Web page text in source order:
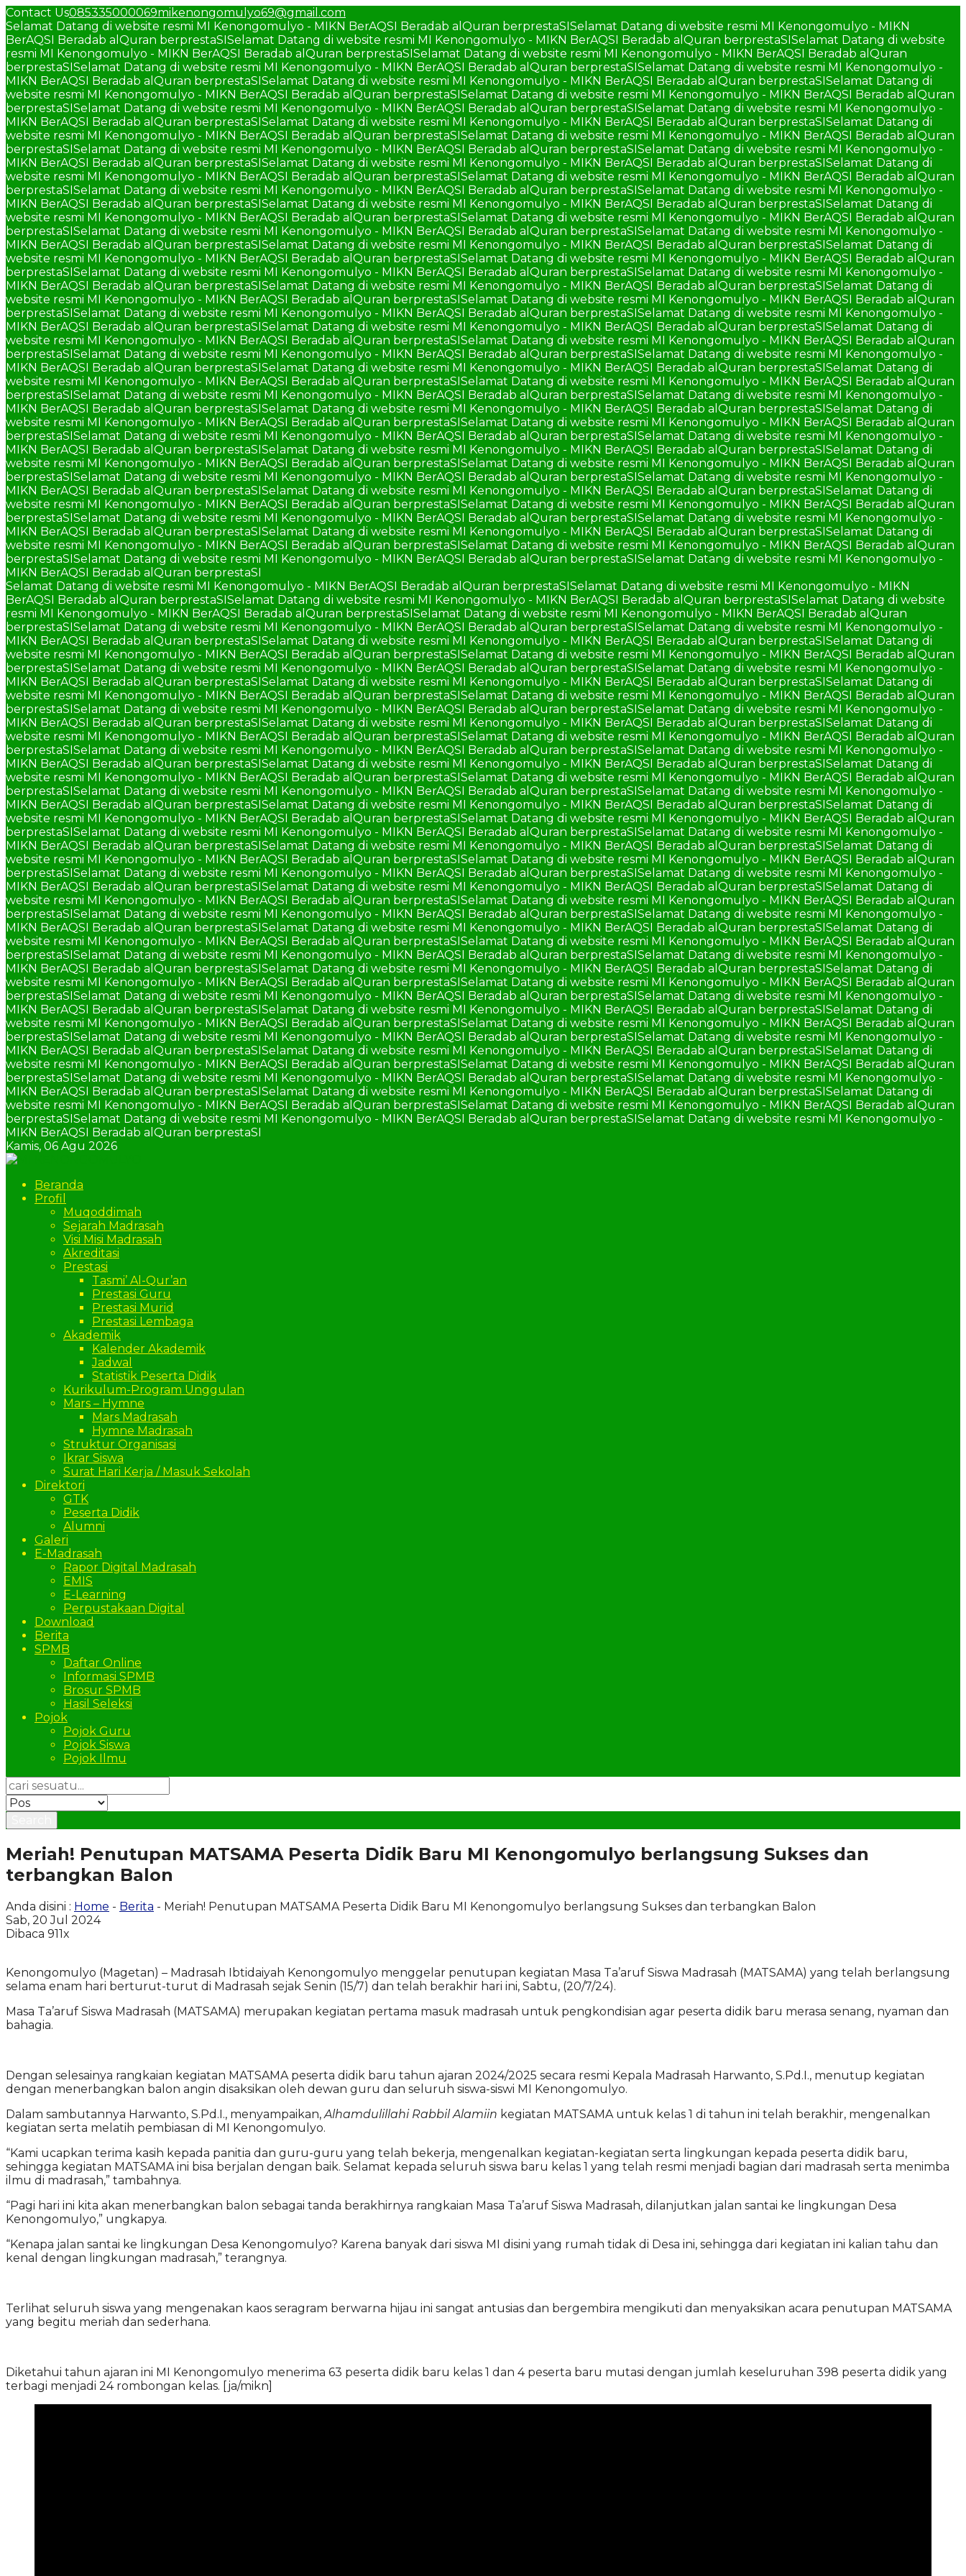
Contact Us085335000069mikenongomulyo69@gmail.com
Selamat Datang di website resmi MI Kenongomulyo - MIKN BerAQSI Beradab alQuran berprestaSISelamat Datang di website resmi MI Kenongomulyo - MIKN
BerAQSI Beradab alQuran berprestaSISelamat Datang di website resmi MI Kenongomulyo - MIKN BerAQSI Beradab alQuran berprestaSISelamat Datang di website
resmi MI Kenongomulyo - MIKN BerAQSI Beradab alQuran berprestaSISelamat Datang di website resmi MI Kenongomulyo - MIKN BerAQSI Beradab alQuran
berprestaSISelamat Datang di website resmi MI Kenongomulyo - MIKN BerAQSI Beradab alQuran berprestaSISelamat Datang di website resmi MI Kenongomulyo -
MIKN BerAQSI Beradab alQuran berprestaSISelamat Datang di website resmi MI Kenongomulyo - MIKN BerAQSI Beradab alQuran berprestaSISelamat Datang di
website resmi MI Kenongomulyo - MIKN BerAQSI Beradab alQuran berprestaSISelamat Datang di website resmi MI Kenongomulyo - MIKN BerAQSI Beradab alQuran
berprestaSISelamat Datang di website resmi MI Kenongomulyo - MIKN BerAQSI Beradab alQuran berprestaSISelamat Datang di website resmi MI Kenongomulyo -
MIKN BerAQSI Beradab alQuran berprestaSISelamat Datang di website resmi MI Kenongomulyo - MIKN BerAQSI Beradab alQuran berprestaSISelamat Datang di
website resmi MI Kenongomulyo - MIKN BerAQSI Beradab alQuran berprestaSISelamat Datang di website resmi MI Kenongomulyo - MIKN BerAQSI Beradab alQuran
berprestaSISelamat Datang di website resmi MI Kenongomulyo - MIKN BerAQSI Beradab alQuran berprestaSISelamat Datang di website resmi MI Kenongomulyo -
MIKN BerAQSI Beradab alQuran berprestaSISelamat Datang di website resmi MI Kenongomulyo - MIKN BerAQSI Beradab alQuran berprestaSISelamat Datang di
website resmi MI Kenongomulyo - MIKN BerAQSI Beradab alQuran berprestaSISelamat Datang di website resmi MI Kenongomulyo - MIKN BerAQSI Beradab alQuran
berprestaSISelamat Datang di website resmi MI Kenongomulyo - MIKN BerAQSI Beradab alQuran berprestaSISelamat Datang di website resmi MI Kenongomulyo -
MIKN BerAQSI Beradab alQuran berprestaSISelamat Datang di website resmi MI Kenongomulyo - MIKN BerAQSI Beradab alQuran berprestaSISelamat Datang di
website resmi MI Kenongomulyo - MIKN BerAQSI Beradab alQuran berprestaSISelamat Datang di website resmi MI Kenongomulyo - MIKN BerAQSI Beradab alQuran
berprestaSISelamat Datang di website resmi MI Kenongomulyo - MIKN BerAQSI Beradab alQuran berprestaSISelamat Datang di website resmi MI Kenongomulyo -
MIKN BerAQSI Beradab alQuran berprestaSISelamat Datang di website resmi MI Kenongomulyo - MIKN BerAQSI Beradab alQuran berprestaSISelamat Datang di
website resmi MI Kenongomulyo - MIKN BerAQSI Beradab alQuran berprestaSISelamat Datang di website resmi MI Kenongomulyo - MIKN BerAQSI Beradab alQuran
berprestaSISelamat Datang di website resmi MI Kenongomulyo - MIKN BerAQSI Beradab alQuran berprestaSISelamat Datang di website resmi MI Kenongomulyo -
MIKN BerAQSI Beradab alQuran berprestaSISelamat Datang di website resmi MI Kenongomulyo - MIKN BerAQSI Beradab alQuran berprestaSISelamat Datang di
website resmi MI Kenongomulyo - MIKN BerAQSI Beradab alQuran berprestaSISelamat Datang di website resmi MI Kenongomulyo - MIKN BerAQSI Beradab alQuran
berprestaSISelamat Datang di website resmi MI Kenongomulyo - MIKN BerAQSI Beradab alQuran berprestaSISelamat Datang di website resmi MI Kenongomulyo -
MIKN BerAQSI Beradab alQuran berprestaSISelamat Datang di website resmi MI Kenongomulyo - MIKN BerAQSI Beradab alQuran berprestaSISelamat Datang di
website resmi MI Kenongomulyo - MIKN BerAQSI Beradab alQuran berprestaSISelamat Datang di website resmi MI Kenongomulyo - MIKN BerAQSI Beradab alQuran
berprestaSISelamat Datang di website resmi MI Kenongomulyo - MIKN BerAQSI Beradab alQuran berprestaSISelamat Datang di website resmi MI Kenongomulyo -
MIKN BerAQSI Beradab alQuran berprestaSISelamat Datang di website resmi MI Kenongomulyo - MIKN BerAQSI Beradab alQuran berprestaSISelamat Datang di
website resmi MI Kenongomulyo - MIKN BerAQSI Beradab alQuran berprestaSISelamat Datang di website resmi MI Kenongomulyo - MIKN BerAQSI Beradab alQuran
berprestaSISelamat Datang di website resmi MI Kenongomulyo - MIKN BerAQSI Beradab alQuran berprestaSISelamat Datang di website resmi MI Kenongomulyo -
MIKN BerAQSI Beradab alQuran berprestaSISelamat Datang di website resmi MI Kenongomulyo - MIKN BerAQSI Beradab alQuran berprestaSISelamat Datang di
website resmi MI Kenongomulyo - MIKN BerAQSI Beradab alQuran berprestaSISelamat Datang di website resmi MI Kenongomulyo - MIKN BerAQSI Beradab alQuran
berprestaSISelamat Datang di website resmi MI Kenongomulyo - MIKN BerAQSI Beradab alQuran berprestaSISelamat Datang di website resmi MI Kenongomulyo -
MIKN BerAQSI Beradab alQuran berprestaSISelamat Datang di website resmi MI Kenongomulyo - MIKN BerAQSI Beradab alQuran berprestaSISelamat Datang di
website resmi MI Kenongomulyo - MIKN BerAQSI Beradab alQuran berprestaSISelamat Datang di website resmi MI Kenongomulyo - MIKN BerAQSI Beradab alQuran
berprestaSISelamat Datang di website resmi MI Kenongomulyo - MIKN BerAQSI Beradab alQuran berprestaSISelamat Datang di website resmi MI Kenongomulyo -
MIKN BerAQSI Beradab alQuran berprestaSISelamat Datang di website resmi MI Kenongomulyo - MIKN BerAQSI Beradab alQuran berprestaSISelamat Datang di
website resmi MI Kenongomulyo - MIKN BerAQSI Beradab alQuran berprestaSISelamat Datang di website resmi MI Kenongomulyo - MIKN BerAQSI Beradab alQuran
berprestaSISelamat Datang di website resmi MI Kenongomulyo - MIKN BerAQSI Beradab alQuran berprestaSISelamat Datang di website resmi MI Kenongomulyo -
MIKN BerAQSI Beradab alQuran berprestaSISelamat Datang di website resmi MI Kenongomulyo - MIKN BerAQSI Beradab alQuran berprestaSISelamat Datang di
website resmi MI Kenongomulyo - MIKN BerAQSI Beradab alQuran berprestaSISelamat Datang di website resmi MI Kenongomulyo - MIKN BerAQSI Beradab alQuran
berprestaSISelamat Datang di website resmi MI Kenongomulyo - MIKN BerAQSI Beradab alQuran berprestaSISelamat Datang di website resmi MI Kenongomulyo -
MIKN BerAQSI Beradab alQuran berprestaSI
Selamat Datang di website resmi MI Kenongomulyo - MIKN BerAQSI Beradab alQuran berprestaSISelamat Datang di website resmi MI Kenongomulyo - MIKN
BerAQSI Beradab alQuran berprestaSISelamat Datang di website resmi MI Kenongomulyo - MIKN BerAQSI Beradab alQuran berprestaSISelamat Datang di website
resmi MI Kenongomulyo - MIKN BerAQSI Beradab alQuran berprestaSISelamat Datang di website resmi MI Kenongomulyo - MIKN BerAQSI Beradab alQuran
berprestaSISelamat Datang di website resmi MI Kenongomulyo - MIKN BerAQSI Beradab alQuran berprestaSISelamat Datang di website resmi MI Kenongomulyo -
MIKN BerAQSI Beradab alQuran berprestaSISelamat Datang di website resmi MI Kenongomulyo - MIKN BerAQSI Beradab alQuran berprestaSISelamat Datang di
website resmi MI Kenongomulyo - MIKN BerAQSI Beradab alQuran berprestaSISelamat Datang di website resmi MI Kenongomulyo - MIKN BerAQSI Beradab alQuran
berprestaSISelamat Datang di website resmi MI Kenongomulyo - MIKN BerAQSI Beradab alQuran berprestaSISelamat Datang di website resmi MI Kenongomulyo -
MIKN BerAQSI Beradab alQuran berprestaSISelamat Datang di website resmi MI Kenongomulyo - MIKN BerAQSI Beradab alQuran berprestaSISelamat Datang di
website resmi MI Kenongomulyo - MIKN BerAQSI Beradab alQuran berprestaSISelamat Datang di website resmi MI Kenongomulyo - MIKN BerAQSI Beradab alQuran
berprestaSISelamat Datang di website resmi MI Kenongomulyo - MIKN BerAQSI Beradab alQuran berprestaSISelamat Datang di website resmi MI Kenongomulyo -
MIKN BerAQSI Beradab alQuran berprestaSISelamat Datang di website resmi MI Kenongomulyo - MIKN BerAQSI Beradab alQuran berprestaSISelamat Datang di
website resmi MI Kenongomulyo - MIKN BerAQSI Beradab alQuran berprestaSISelamat Datang di website resmi MI Kenongomulyo - MIKN BerAQSI Beradab alQuran
berprestaSISelamat Datang di website resmi MI Kenongomulyo - MIKN BerAQSI Beradab alQuran berprestaSISelamat Datang di website resmi MI Kenongomulyo -
MIKN BerAQSI Beradab alQuran berprestaSISelamat Datang di website resmi MI Kenongomulyo - MIKN BerAQSI Beradab alQuran berprestaSISelamat Datang di
website resmi MI Kenongomulyo - MIKN BerAQSI Beradab alQuran berprestaSISelamat Datang di website resmi MI Kenongomulyo - MIKN BerAQSI Beradab alQuran
berprestaSISelamat Datang di website resmi MI Kenongomulyo - MIKN BerAQSI Beradab alQuran berprestaSISelamat Datang di website resmi MI Kenongomulyo -
MIKN BerAQSI Beradab alQuran berprestaSISelamat Datang di website resmi MI Kenongomulyo - MIKN BerAQSI Beradab alQuran berprestaSISelamat Datang di
website resmi MI Kenongomulyo - MIKN BerAQSI Beradab alQuran berprestaSISelamat Datang di website resmi MI Kenongomulyo - MIKN BerAQSI Beradab alQuran
berprestaSISelamat Datang di website resmi MI Kenongomulyo - MIKN BerAQSI Beradab alQuran berprestaSISelamat Datang di website resmi MI Kenongomulyo -
MIKN BerAQSI Beradab alQuran berprestaSISelamat Datang di website resmi MI Kenongomulyo - MIKN BerAQSI Beradab alQuran berprestaSISelamat Datang di
website resmi MI Kenongomulyo - MIKN BerAQSI Beradab alQuran berprestaSISelamat Datang di website resmi MI Kenongomulyo - MIKN BerAQSI Beradab alQuran
berprestaSISelamat Datang di website resmi MI Kenongomulyo - MIKN BerAQSI Beradab alQuran berprestaSISelamat Datang di website resmi MI Kenongomulyo -
MIKN BerAQSI Beradab alQuran berprestaSISelamat Datang di website resmi MI Kenongomulyo - MIKN BerAQSI Beradab alQuran berprestaSISelamat Datang di
website resmi MI Kenongomulyo - MIKN BerAQSI Beradab alQuran berprestaSISelamat Datang di website resmi MI Kenongomulyo - MIKN BerAQSI Beradab alQuran
berprestaSISelamat Datang di website resmi MI Kenongomulyo - MIKN BerAQSI Beradab alQuran berprestaSISelamat Datang di website resmi MI Kenongomulyo -
MIKN BerAQSI Beradab alQuran berprestaSISelamat Datang di website resmi MI Kenongomulyo - MIKN BerAQSI Beradab alQuran berprestaSISelamat Datang di
website resmi MI Kenongomulyo - MIKN BerAQSI Beradab alQuran berprestaSISelamat Datang di website resmi MI Kenongomulyo - MIKN BerAQSI Beradab alQuran
berprestaSISelamat Datang di website resmi MI Kenongomulyo - MIKN BerAQSI Beradab alQuran berprestaSISelamat Datang di website resmi MI Kenongomulyo -
MIKN BerAQSI Beradab alQuran berprestaSISelamat Datang di website resmi MI Kenongomulyo - MIKN BerAQSI Beradab alQuran berprestaSISelamat Datang di
website resmi MI Kenongomulyo - MIKN BerAQSI Beradab alQuran berprestaSISelamat Datang di website resmi MI Kenongomulyo - MIKN BerAQSI Beradab alQuran
berprestaSISelamat Datang di website resmi MI Kenongomulyo - MIKN BerAQSI Beradab alQuran berprestaSISelamat Datang di website resmi MI Kenongomulyo -
MIKN BerAQSI Beradab alQuran berprestaSISelamat Datang di website resmi MI Kenongomulyo - MIKN BerAQSI Beradab alQuran berprestaSISelamat Datang di
website resmi MI Kenongomulyo - MIKN BerAQSI Beradab alQuran berprestaSISelamat Datang di website resmi MI Kenongomulyo - MIKN BerAQSI Beradab alQuran
berprestaSISelamat Datang di website resmi MI Kenongomulyo - MIKN BerAQSI Beradab alQuran berprestaSISelamat Datang di website resmi MI Kenongomulyo -
MIKN BerAQSI Beradab alQuran berprestaSISelamat Datang di website resmi MI Kenongomulyo - MIKN BerAQSI Beradab alQuran berprestaSISelamat Datang di
website resmi MI Kenongomulyo - MIKN BerAQSI Beradab alQuran berprestaSISelamat Datang di website resmi MI Kenongomulyo - MIKN BerAQSI Beradab alQuran
berprestaSISelamat Datang di website resmi MI Kenongomulyo - MIKN BerAQSI Beradab alQuran berprestaSISelamat Datang di website resmi MI Kenongomulyo -
MIKN BerAQSI Beradab alQuran berprestaSISelamat Datang di website resmi MI Kenongomulyo - MIKN BerAQSI Beradab alQuran berprestaSISelamat Datang di
website resmi MI Kenongomulyo - MIKN BerAQSI Beradab alQuran berprestaSISelamat Datang di website resmi MI Kenongomulyo - MIKN BerAQSI Beradab alQuran
berprestaSISelamat Datang di website resmi MI Kenongomulyo - MIKN BerAQSI Beradab alQuran berprestaSISelamat Datang di website resmi MI Kenongomulyo -
MIKN BerAQSI Beradab alQuran berprestaSI
Kamis, 06 Agu 2026
Beranda
Profil
Muqoddimah
Sejarah Madrasah
Visi Misi Madrasah
Akreditasi
Prestasi
Tasmi’ Al-Qur’an
Prestasi Guru
Prestasi Murid
Prestasi Lembaga
Akademik
Kalender Akademik
Jadwal
Statistik Peserta Didik
Kurikulum-Program Unggulan
Mars – Hymne
Mars Madrasah
Hymne Madrasah
Struktur Organisasi
Ikrar Siswa
Surat Hari Kerja / Masuk Sekolah
Direktori
GTK
Peserta Didik
Alumni
Galeri
E-Madrasah
Rapor Digital Madrasah
EMIS
E-Learning
Perpustakaan Digital
Download
Berita
SPMB
Daftar Online
Informasi SPMB
Brosur SPMB
Hasil Seleksi
Pojok
Pojok Guru
Pojok Siswa
Pojok Ilmu
Meriah! Penutupan MATSAMA Peserta Didik Baru MI Kenongomulyo berlangsung Sukses dan
terbangkan Balon
Anda disini : Home - Berita - Meriah! Penutupan MATSAMA Peserta Didik Baru MI Kenongomulyo berlangsung Sukses dan terbangkan Balon
Sab, 20 Jul 2024
Dibaca 911x
Kenongomulyo (Magetan) – Madrasah Ibtidaiyah Kenongomulyo menggelar penutupan kegiatan Masa Ta’aruf Siswa Madrasah (MATSAMA) yang telah berlangsung
selama enam hari berturut-turut di Madrasah sejak Senin (15/7) dan telah berakhir hari ini, Sabtu, (20/7/24).
Masa Ta’aruf Siswa Madrasah (MATSAMA) merupakan kegiatan pertama masuk madrasah untuk pengkondisian agar peserta didik baru merasa senang, nyaman dan
bahagia.
Dengan selesainya rangkaian kegiatan MATSAMA peserta didik baru tahun ajaran 2024/2025 secara resmi Kepala Madrasah Harwanto, S.Pd.I., menutup kegiatan
dengan menerbangkan balon angin disaksikan oleh dewan guru dan seluruh siswa-siswi MI Kenongomulyo.
Dalam sambutannya Harwanto, S.Pd.I., menyampaikan,Alhamdulillahi Rabbil Alamiin kegiatan MATSAMA untuk kelas 1 di tahun ini telah berakhir, mengenalkan
kegiatan serta melatih pembiasan di MI Kenongomulyo.
“Kami ucapkan terima kasih kepada panitia dan guru-guru yang telah bekerja, mengenalkan kegiatan-kegiatan serta lingkungan kepada peserta didik baru,
sehingga kegiatan MATSAMA ini bisa berjalan dengan baik. Selamat kepada seluruh siswa baru kelas 1 yang telah resmi menjadi bagian dari madrasah serta menimba
ilmu di madrasah,” tambahnya.
“Pagi hari ini kita akan menerbangkan balon sebagai tanda berakhirnya rangkaian Masa Ta’aruf Siswa Madrasah, dilanjutkan jalan santai ke lingkungan Desa
Kenongomulyo,” ungkapya.
“Kenapa jalan santai ke lingkungan Desa Kenongomulyo? Karena banyak dari siswa MI disini yang rumah tidak di Desa ini, sehingga dari kegiatan ini kalian tahu dan
kenal dengan lingkungan madrasah,” terangnya.
Terlihat seluruh siswa yang mengenakan kaos seragram berwarna hijau ini sangat antusias dan bergembira mengikuti dan menyaksikan acara penutupan MATSAMA
yang begitu meriah dan sederhana.
Diketahui tahun ajaran ini MI Kenongomulyo menerima 63 peserta didik baru kelas 1 dan 4 peserta baru mutasi dengan jumlah keseluruhan 398 peserta didik yang
terbagi menjadi 24 rombongan kelas. [ja/mikn]